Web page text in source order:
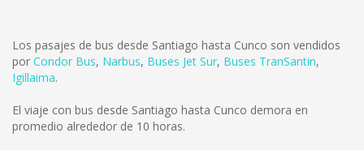
Los pasajes de bus desde Santiago hasta Cunco son vendidos
por Condor Bus, Narbus, Buses Jet Sur, Buses TranSantin,
Igillaima.
El viaje con bus desde Santiago hasta Cunco demora en
promedio alrededor de 10 horas.